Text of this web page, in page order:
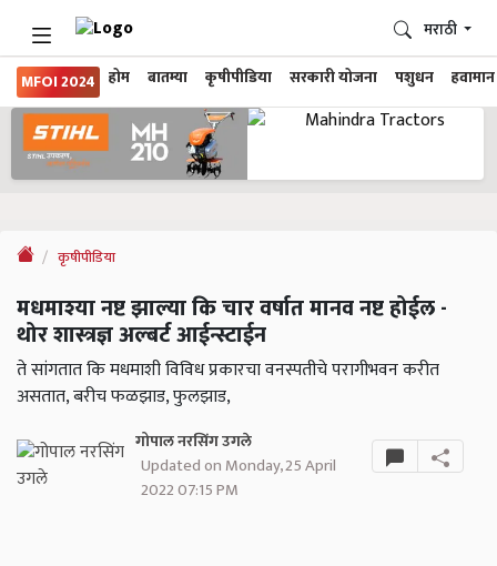
MFOI 2024 होम बातम्या कृषीपीडिया सरकारी योजना पशुधन हवामान
मराठी
कृषीपीडिया
मधमाश्या नष्ट झाल्या कि चार वर्षात मानव नष्ट होईल -
थोर शास्त्रज्ञ अल्बर्ट आईन्स्टाईन
ते सांगतात कि मधमाशी विविध प्रकारचा वनस्पतीचे परागीभवन करीत
असतात, बरीच फळझाड, फुलझाड,
गोपाल नरसिंग उगले
Updated on Monday, 25 April
2022 07:15 PM